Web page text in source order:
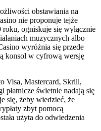
obstawiania na
nie proponuje tejże
ogniskuje się wyłącznie
muzycznych albo
wyróżnia się przede
konsol w cyfrową wersję
Visa, Mastercard, Skrill,
płatnicze świetnie nadają się
się, żeby wiedzieć, że
zbyt pomocą
użyta do odwiedzenia